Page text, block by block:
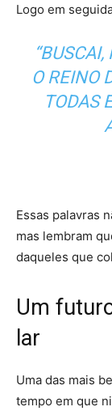
Logo em
O REINO
TODAS
Essas palavras
mas lembram
daqueles que
Um
lar
Uma das mais
tempo em que